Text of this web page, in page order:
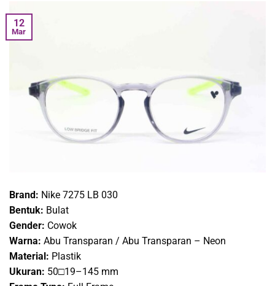
12
Mar
Brand: Nike 7275 LB 030
Bentuk: Bulat
Gender: Cowok
Warna: Abu Transparan / Abu Transparan – Neon
Material: Plastik
Ukuran: 50□19–145 mm